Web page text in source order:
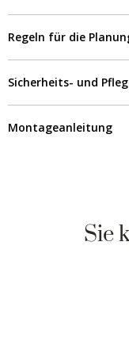
Regeln für die
Sicherheits- und
Montageanleitung
Sie